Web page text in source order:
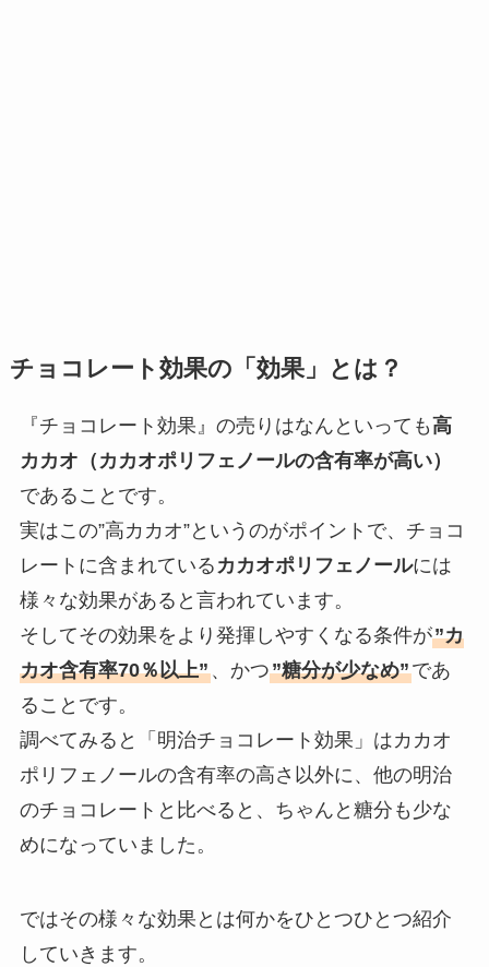
チョコレート効果の「 効果」とは？
『チョコレート効果』の売りはなんといっても高
カカオ（カカオポリフェノールの含有率が高い）
であることです。
実はこの”高カカオ”というのがポイントで、チョコ
レートに含まれている カカオポリフェノールには
様々な効果があると言われています。
そしてその効果をより発揮しやすくなる条件が”カ
カオ含有率70％以上”、かつ”糖分が少なめ”であ
ることです。
調べてみると「明治チョコレート効果」はカカオ
ポリフェノールの含有率の高さ以外に、他の明治
のチョコレートと比べると、ちゃんと糖分も少な
めになっていました。
ではその様々な効果とは何かをひとつひとつ紹介
していきます。